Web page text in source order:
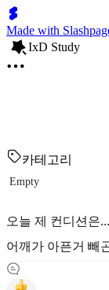
Made with
IxD Study
카테고리
Empty
오늘 제 컨디션
어깨가 아픈거 빼